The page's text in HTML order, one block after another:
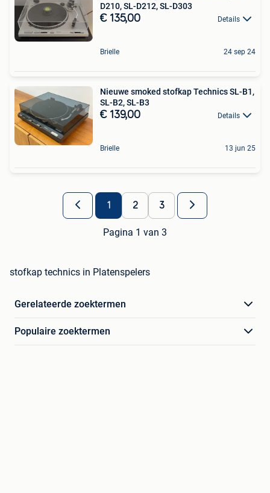
D210, SL-D212, SL-D303
€ 135,00 Details
Brielle 24 sep 24
Nieuwe smoked stofkap Technics SL-B1,
SL-B2, SL-B3
€ 139,00 Details
Brielle 13 jun 25
1 2 3
Pagina 1 van 3
stofkap technics in Platenspelers
Gerelateerde zoektermen
Populaire zoektermen